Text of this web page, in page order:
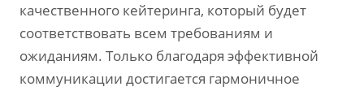
качественного кейтеринга, который будет
соответствовать всем требованиям и
ожиданиям. Только благодаря эффективной
коммуникации достигается гармоничное